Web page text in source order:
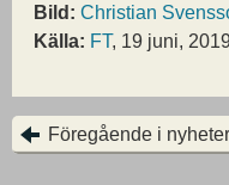
Bild: Christian
Källa: FT, 19 juni,
Föregående i nyheter